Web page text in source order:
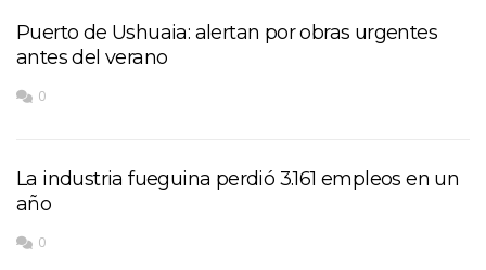
Puerto de Ushuaia: alertan por obras urgentes
antes del verano
0
La industria fueguina perdió 3.161 empleos en un
año
0